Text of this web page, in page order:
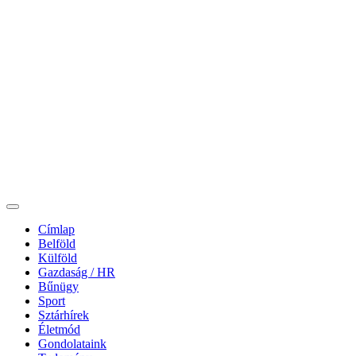
Címlap
Belföld
Külföld
Gazdaság / HR
Bűnügy
Sport
Sztárhírek
Életmód
Gondolataink